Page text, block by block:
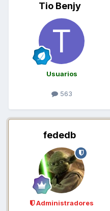
Tio Benjy
Usuarios
563
fededb
Administradores